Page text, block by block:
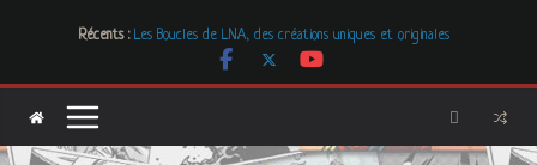
Récents : Les Boucles de LNA, des créations uniques et originales
# Cher GON #01 – juillet 2026
[Dossier] Les dystopies dans la littérature mais pas que …